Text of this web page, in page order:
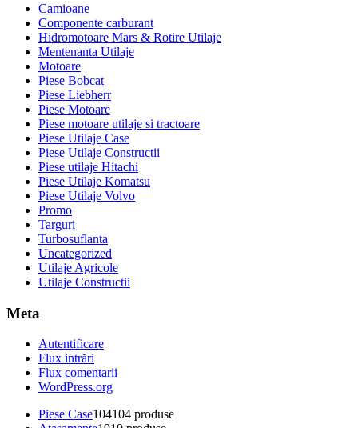
Camioane
Componente carburant
Hidromotoare Mars & Rotire Utilaje
Mentenanta Utilaje
Motoare
Piese Bobcat
Piese Liebherr
Piese Motoare
Piese motoare utilaje si tractoare
Piese Utilaje Case
Piese Utilaje Constructii
Piese utilaje Hitachi
Piese Utilaje Komatsu
Piese Utilaje Volvo
Promo
Targuri
Turbosuflanta
Uncategorized
Utilaje Agricole
Utilaje Constructii
Meta
Autentificare
Flux intrări
Flux comentarii
WordPress.org
Piese Case104104 produse